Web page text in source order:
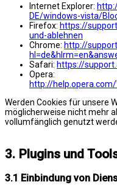
Internet Explorer:
DE/windows-vista/
Firefox: https://
und-ablehnen
Chrome: http://
Safari: https://
Opera:
http://
Werden Cookies für unsere
möglicherweise nicht mehr
vollumfänglich genutzt
3. Plugins und
3.1 Einbindung von